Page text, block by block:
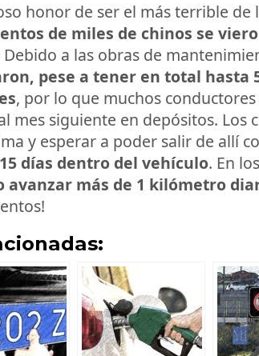
honor de ser el más terrible de
de miles de chinos se
Debido a las obras de
pese a tener en total hasta
, por lo que muchos
mes siguiente en depósitos. Los
y esperar a poder salir de allí
días dentro del vehículo. En
avanzar más de 1 kilómetro